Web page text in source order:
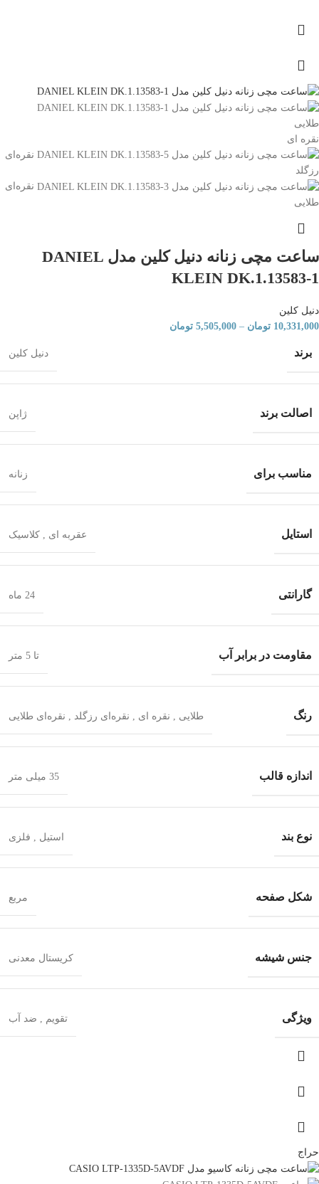
طلایی
نقره ای
نقره‌ای
رزگلد
نقره‌ای
طلایی
ساعت مچی زنانه دنیل کلین مدل DANIEL
KLEIN DK.1.13583-1
دنیل کلین
10,331,000 تومان –
5,505,000 تومان
برند دنیل کلین
اصالت برند ژاپن
مناسب برای زنانه
استایل عقربه ای , کلاسیک
گارانتی 24 ماه
مقاومت در برابر آب تا 5 متر
رنگ طلایی , نقره ای , نقره‌ای رزگلد , نقره‌ای طلایی
اندازه قالب 35 میلی متر
نوع بند استیل , فلزی
شکل صفحه مربع
جنس شیشه کریستال معدنی
ویژگی تقویم , ضد آب
حراج